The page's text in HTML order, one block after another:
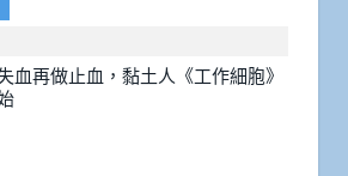
血再做止血，黏土人《工作細胞》